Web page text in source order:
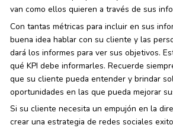
van como ellos quieren a través de sus
Con tantas métricas para incluir en sus
buena idea hablar con su cliente y las
dará los informes para ver sus objetivos.
qué KPI debe informarles. Recuerde
que su cliente pueda entender y brindar
oportunidades en las que pueda mejorar
Si su cliente necesita un empujón en la
crear una estrategia de redes sociales